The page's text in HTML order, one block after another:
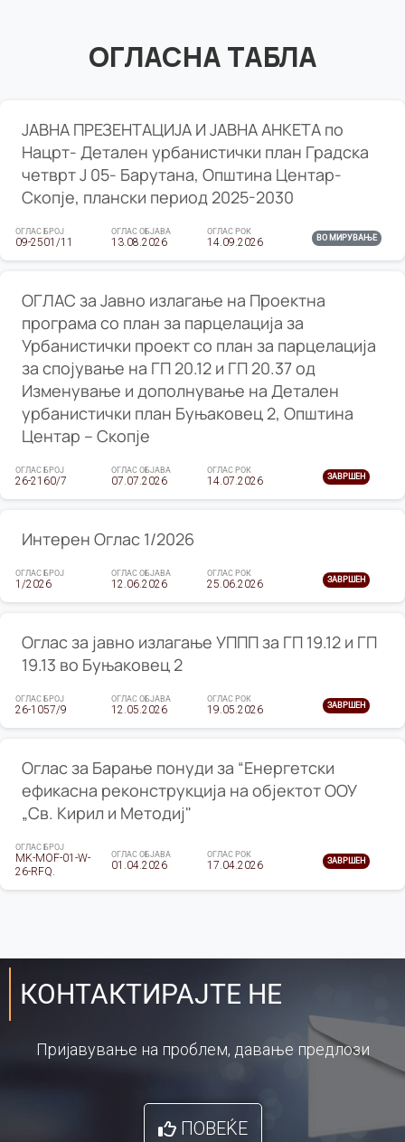
ОГЛАСНА ТАБЛА
ЈАВНА ПРЕЗЕНТАЦИЈА И ЈАВНА АНКЕТА по
Нацрт- Детален урбанистички план Градска
четврт Ј 05- Барутана, Општина Центар-
Скопје, плански период 2025-2030
ОГЛАС БРОЈ
09-2501/11
ОГЛАС ОБЈАВА
13.08.2026
ОГЛАС РОК
14.09.2026 ВО МИРУВАЊЕ
ОГЛАС за Јавно излагање на Проектна
програма со план за парцелација за
Урбанистички проект со план за парцелација
за спојување на ГП 20.12 и ГП 20.37 од
Изменување и дополнување на Детален
урбанистички план Буњаковец 2, Општина
Центар – Скопје
ОГЛАС БРОЈ
26-2160/7
ОГЛАС ОБЈАВА
07.07.2026
ОГЛАС РОК
14.07.2026 ЗАВРШЕН
Интерен Оглас 1/2026
ОГЛАС БРОЈ
1/2026
ОГЛАС ОБЈАВА
12.06.2026
ОГЛАС РОК
25.06.2026 ЗАВРШЕН
Оглас за јавно излагање УППП за ГП 19.12 и ГП
19.13 во Буњаковец 2
ОГЛАС БРОЈ
26-1057/9
ОГЛАС ОБЈАВА
12.05.2026
ОГЛАС РОК
19.05.2026 ЗАВРШЕН
Оглас за Барање понуди за “Енергетски
ефикасна реконструкција на објектот ООУ
„Св. Кирил и Методиј"
ОГЛАС БРОЈ
MK-MOF-01-W-
26-RFQ.
ОГЛАС ОБЈАВА
01.04.2026
ОГЛАС РОК
17.04.2026 ЗАВРШЕН
КОНТАКТИРАЈТЕ НЕ
Пријавување на проблем, давање предлози
ПОВЕЌЕ